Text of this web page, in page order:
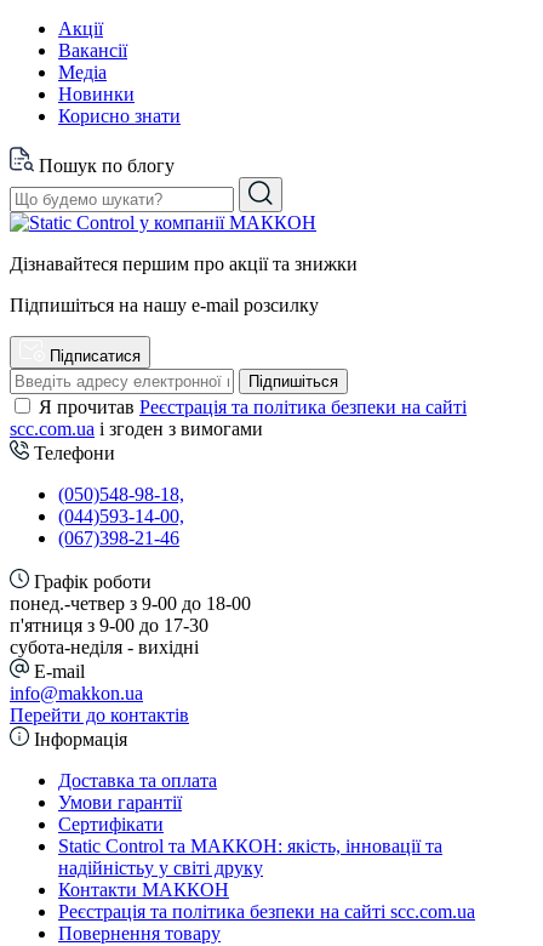
Акції
Вакансії
Медіа
Новинки
Корисно знати
Пошук по блогу
Дізнавайтеся першим про акції та знижки
Підпишіться на нашу e-mail розсилку
Підписатися
Підпишіться
Я прочитав Реєстрація та політика безпеки на сайті
scc.com.ua і згоден з вимогами
Телефони
(050)548-98-18,
(044)593-14-00,
(067)398-21-46
Графік роботи
понед.-четвер з 9-00 до 18-00
п'ятниця з 9-00 до 17-30
cубота-неділя - вихідні
E-mail
info@makkon.ua
Перейти до контактів
Інформація
Доставка та оплата
Умови гарантії
Сертифікати
Static Control та МАККОН: якість, інновації та
надійністьу у світі друку
Контакти МАККОН
Реєстрація та політика безпеки на сайті scc.com.ua
Повернення товару